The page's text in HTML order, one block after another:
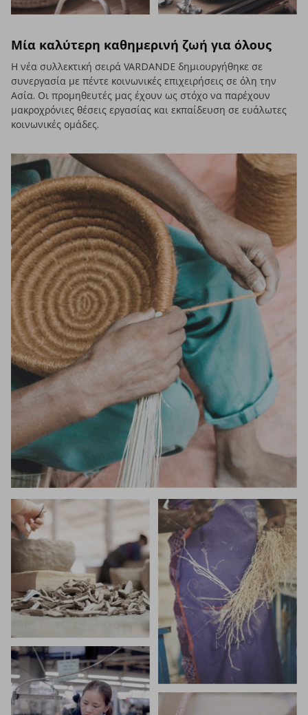
Μία καλύτερη καθημερινή ζωή για όλους
Η νέα συλλεκτική σειρά VARDANDE δημιουργήθηκε σε
συνεργασία με πέντε κοινωνικές επιχειρήσεις σε όλη την
Ασία. Οι προμηθευτές μας έχουν ως στόχο να παρέχουν
μακροχρόνιες θέσεις εργασίας και εκπαίδευση σε ευάλωτες
κοινωνικές ομάδες.